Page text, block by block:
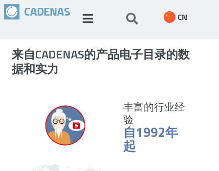
CN
来自CADENAS的产品电子目录的数
据和实力
丰富的行业经
验
自1992年
起